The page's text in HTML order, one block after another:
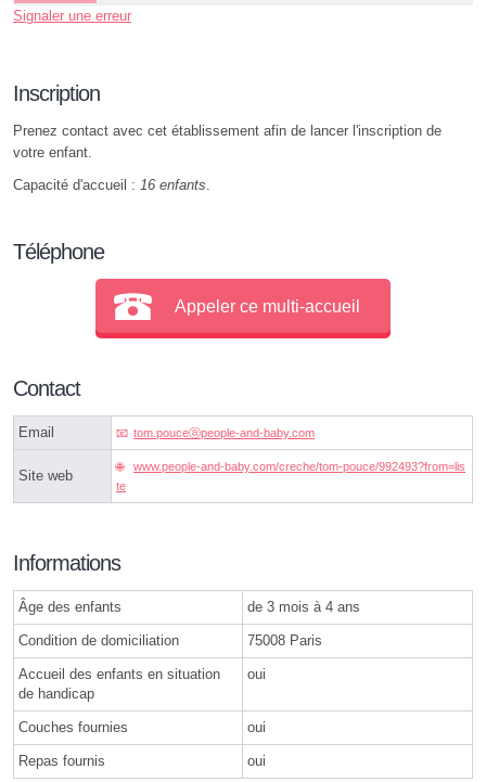
Signaler une erreur
Inscription
Prenez contact avec cet établissement afin de lancer l'inscription de
votre enfant.
Capacité d'accueil : 16 enfants.
Téléphone
Appeler ce multi-accueil
Contact
Email tom.pouceⓐpeople-and-baby.com
Site web
www.people-and-baby.com/creche/tom-pouce/992493?from=lis
te
Informations
Âge des enfants de 3 mois à 4 ans
Condition de domiciliation 75008 Paris
Accueil des enfants en situation
de handicap
oui
Couches fournies oui
Repas fournis oui